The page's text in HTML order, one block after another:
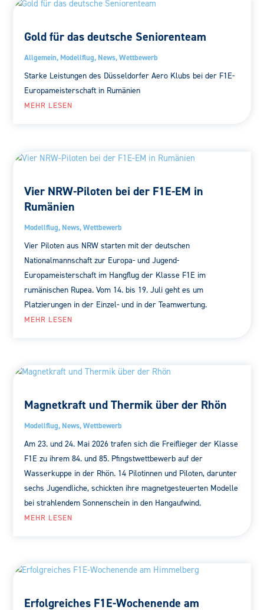
Gold für das deutsche Seniorenteam
Allgemein, Modellflug, News,Wettbewerb
Starke Leistungen des Düsseldorfer Aero Klubs bei der F1E-
Europameisterschaft in Rumänien
MEHR LESEN
Vier NRW-Piloten bei der F1E-EM in
Rumänien
Modellflug, News,Wettbewerb
Vier Piloten aus NRW starten mit der deutschen
Nationalmannschaft zur Europa- und Jugend-
Europameisterschaft im Hangflug der Klasse F1E im
rumänischen Rupea. Vom 14. bis 19. Juli geht es um
Platzierungen in der Einzel- und in der Teamwertung.
MEHR LESEN
Magnetkraft und Thermik über der Rhön
Modellflug, News,Wettbewerb
Am 23. und 24. Mai 2026 trafen sich die Freiflieger der Klasse
F1E zu ihrem 84. und 85. Pfingstwettbewerb auf der
Wasserkuppe in der Rhön. 14 Pilotinnen und Piloten, darunter
sechs Jugendliche, schickten ihre magnetgesteuerten Modelle
bei strahlendem Sonnenschein in den Hangaufwind.
MEHR LESEN
Erfolgreiches F1E-Wochenende am